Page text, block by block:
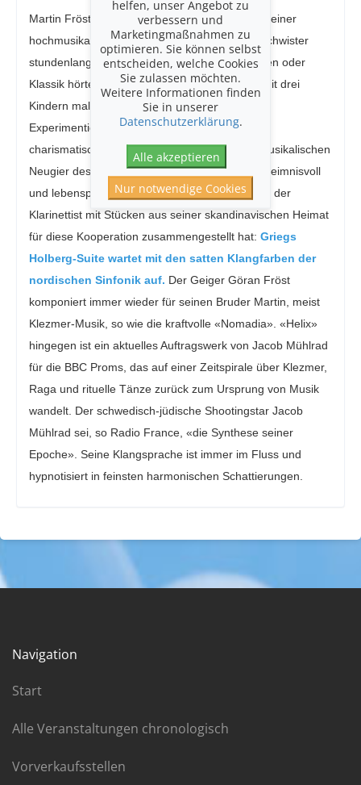
Martin Frösts freier Künstlergeist entspringt in seiner
hochmusikalischen Familie, wo Eltern und Geschwister
stundenlang gemeinsam Kammermusik machten oder
Klassik hörten – ein probates Mittel, um auch mit drei
Kindern mal durchatmen zu können. Die
Experimentierfreude und Entdeckerlust des
charismatischen Schweden passen ideal zur musikalischen
Neugier des Stuttgarter Kammerorchester. Geheimnisvoll
und lebensprall zugleich ist das Programm, das der
Klarinettist mit Stücken aus seiner skandinavischen Heimat
für diese Kooperation zusammengestellt hat: Griegs
Holberg-Suite wartet mit den satten Klangfarben der
nordischen Sinfonik auf. Der Geiger Göran Fröst
komponiert immer wieder für seinen Bruder Martin, meist
Klezmer-Musik, so wie die kraftvolle «Nomadia». «Helix»
hingegen ist ein aktuelles Auftragswerk von Jacob Mühlrad
für die BBC Proms, das auf einer Zeitspirale über Klezmer,
Raga und rituelle Tänze zurück zum Ursprung von Musik
wandelt. Der schwedisch-jüdische Shootingstar Jacob
Mühlrad sei, so Radio France, «die Synthese seiner
Epoche». Seine Klangsprache ist immer im Fluss und
hypnotisiert in feinsten harmonischen Schattierungen.
Navigation
Start
Alle Veranstaltungen chronologisch
Vorverkaufsstellen
helfen, unser Angebot zu
verbessern und
Marketingmaßnahmen zu
optimieren. Sie können selbst
entscheiden, welche Cookies
Sie zulassen möchten.
Weitere Informationen finden
Sie in unserer
Datenschutzerklärung.
Alle akzeptieren
Nur notwendige Cookies